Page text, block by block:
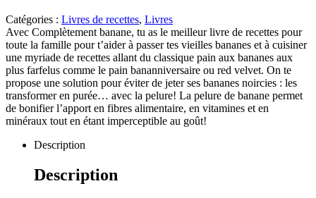
banane
Catégories : Livres de recettes, Livres
Avec Complètement banane, tu as le meilleur livre de recettes pour
toute la famille pour t’aider à passer tes vieilles bananes et à cuisiner
une myriade de recettes allant du classique pain aux bananes aux
plus farfelus comme le pain bananniversaire ou red velvet. On te
propose une solution pour éviter de jeter ses bananes noircies : les
transformer en purée… avec la pelure! La pelure de banane permet
de bonifier l’apport en fibres alimentaire, en vitamines et en
minéraux tout en étant imperceptible au goût!
Description
Description